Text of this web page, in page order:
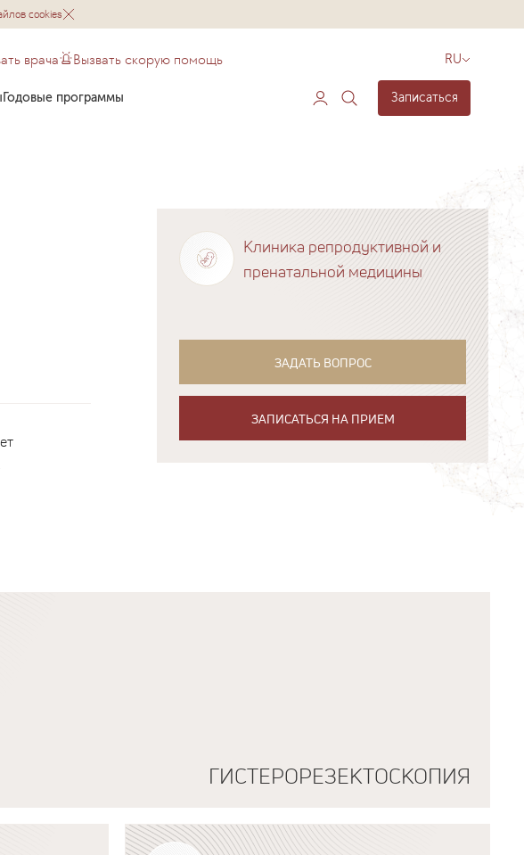
cookies
врача Вызвать скорую помощь RU
Годовые программы Записаться
Клиника репродуктивной и
пренатальной медицины
ЗАДАТЬ ВОПРОС
ЗАПИСАТЬСЯ НА ПРИЕМ
ГИСТЕРОРЕЗЕКТОСКОПИЯ